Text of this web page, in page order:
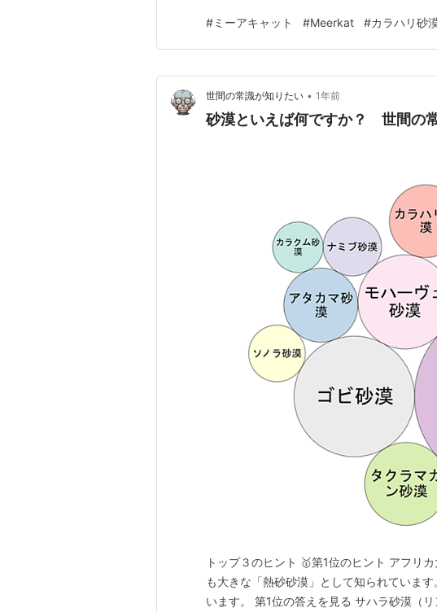
#ミーアキャット #Meerkat #カラハリ砂
世間の常識が知りたい • 1年前
砂漠といえば何ですか？ 世間の
トップ３のヒント 🥇第1位のヒント アフリ
も大きな「熱砂砂漠」として知られていま
います。 第1位の答えを見る サハラ砂漠（